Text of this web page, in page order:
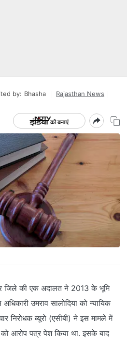
by: Bhasha
Rajasthan News
जिले की एक अदालत ने 2013 के भूमि
उमराव सालोदिया को न्यायिक
निरोधक ब्यूरो (एसीबी) ने इस मामले में
को आरोप पत्र पेश किया था. इसके बाद